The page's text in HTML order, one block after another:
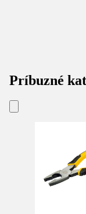
Príbuzné